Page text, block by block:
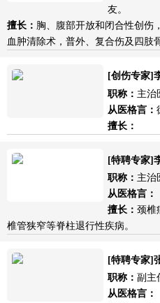
友。
擅长： 胸、腹部开放和闭合性创伤
血肿清除术，普外、复合伤及四肢
[创伤专家]
职称： 主治
从医格言：
擅长：
[特聘专家]
职称： 主治
从医格言：
擅长： 颈椎
椎管狭窄等脊柱退行性疾病。
[特聘专家]
职称： 副主
从医格言：